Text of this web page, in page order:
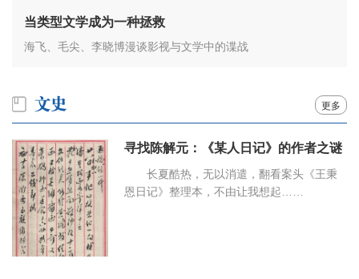
当类型文学成为一种拯救
海飞、毛尖、李晓博漫谈影视与文学中的谍战
更多
寻找陈解元：《某人日记》的作者之谜
长夏酷热，无以消遣，翻看案头《王秉
恩日记》整理本，不由让我想起……